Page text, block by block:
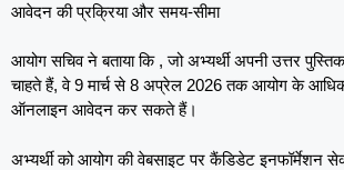
आवेदन की प्रक्रिया और समय-सीमा
आयोग सचिव ने बताया कि , जो अभ्यर्थी अपनी उत्तर
चाहते हैं, वे 9 मार्च से 8 अप्रेल 2026 तक आयोग के
ऑनलाइन आवेदन कर सकते हैं।
अभ्यर्थी को आयोग की वेबसाइट पर कैंडिडेट